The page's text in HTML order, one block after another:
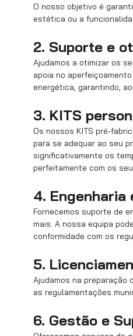
O nosso objetivo é
estética ou a
2. Suporte e
Ajudamos a otimizar os
apoia no
energética, garantindo,
3. KITS
Os nossos KITS pré-
para se adequar ao seu
significativamente os
perfeitamente com os
4.
Fornecemos suporte de
mais. A nossa equipa
conformidade com os
5.
Ajudamos na
as regulamentações
6. Gestão e